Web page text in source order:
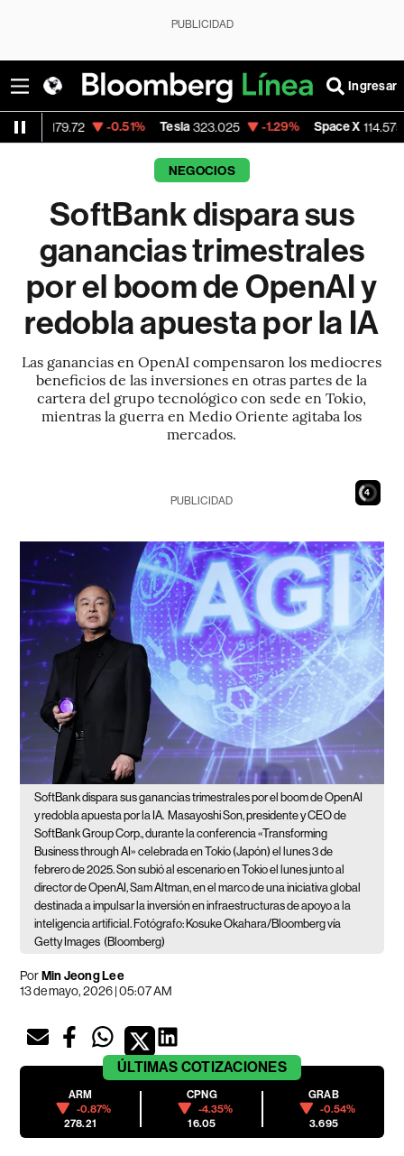
PUBLICIDAD
Ingresar
-0.51% Tesla 323.025 -1.29% Space X 114.575 -9.07%
NEGOCIOS
SoftBank dispara sus
ganancias trimestrales
por el boom de OpenAI y
redobla apuesta por la IA
Las ganancias en OpenAI compensaron los mediocres
beneficios de las inversiones en otras partes de la
cartera del grupo tecnológico con sede en Tokio,
mientras la guerra en Medio Oriente agitaba los
mercados.
2
PUBLICIDAD
SoftBank dispara sus ganancias trimestrales por el boom de OpenAI
y redobla apuesta por la IA. Masayoshi Son, presidente y CEO de
SoftBank Group Corp., durante la conferencia «Transforming
Business through AI» celebrada en Tokio (Japón) el lunes 3 de
febrero de 2025. Son subió al escenario en Tokio el lunes junto al
director de OpenAI, Sam Altman, en el marco de una iniciativa global
destinada a impulsar la inversión en infraestructuras de apoyo a la
inteligencia artificial. Fotógrafo: Kosuke Okahara/Bloomberg vía
Getty Images (Bloomberg)
PorMin Jeong Lee
13 de mayo, 2026 | 05:07 AM
ÚLTIMAS COTIZACIONES
ARM
-0.87%
278.21
CPNG
-4.35%
16.05
GRAB
-0.54%
3.695